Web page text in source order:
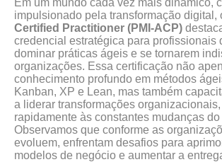
impulsionado pela transformação digital,
Certified Practitioner (PMI-ACP)
credencial estratégica para profissionais
dominar práticas ágeis e se tornarem
organizações. Essa certificação não
conhecimento profundo em métodos
Kanban, XP e Lean, mas também
a liderar transformações
rapidamente às constantes mudanças do
Observamos que conforme as
evoluem, enfrentam desafios para
modelos de negócio e aumentar a